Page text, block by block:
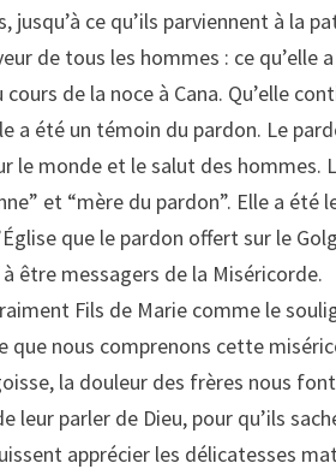
ce qu’ils parviennent à la
de tous les hommes : ce qu’elle
de la noce à Cana. Qu’elle
a été un témoin du pardon. Le
monde et le salut des hommes.
et “mère du pardon”. Elle a été
que le pardon offert sur le
être messagers de la Miséricorde.
Fils de Marie comme le
que nous comprenons cette
la douleur des frères nous
parler de Dieu, pour qu’ils
apprécier les délicatesses